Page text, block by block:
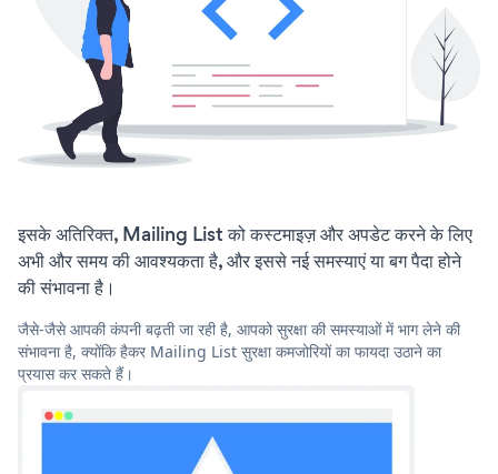
इसके अतिरिक्त, Mailing List को कस्टमाइज़ और अपडेट करने के लिए
अभी और समय की आवश्यकता है, और इससे नई समस्याएं या बग पैदा होने
की संभावना है।
जैसे-जैसे आपकी कंपनी बढ़ती जा रही है, आपको सुरक्षा की समस्याओं में भाग लेने की
संभावना है, क्योंकि हैकर Mailing List सुरक्षा कमजोरियों का फायदा उठाने का
प्रयास कर सकते हैं।